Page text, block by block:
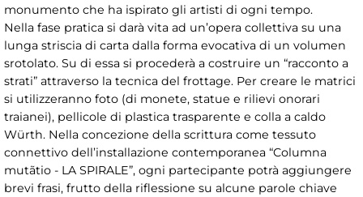
monumento che ha ispirato gli artisti di ogni tempo.
Nella fase pratica si darà vita ad un’opera collettiva su una
lunga striscia di carta dalla forma evocativa di un volumen
srotolato. Su di essa si procederà a costruire un “racconto a
strati” attraverso la tecnica del frottage. Per creare le matrici
si utilizzeranno foto (di monete, statue e rilievi onorari
traianei), pellicole di plastica trasparente e colla a caldo
Würth. Nella concezione della scrittura come tessuto
connettivo dell’installazione contemporanea “Columna
mutãtio - LA SPIRALE”, ogni partecipante potrà aggiungere
brevi frasi, frutto della riflessione su alcune parole chiave